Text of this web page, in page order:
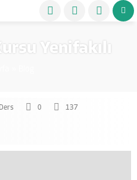
Yenifakılı
0 137